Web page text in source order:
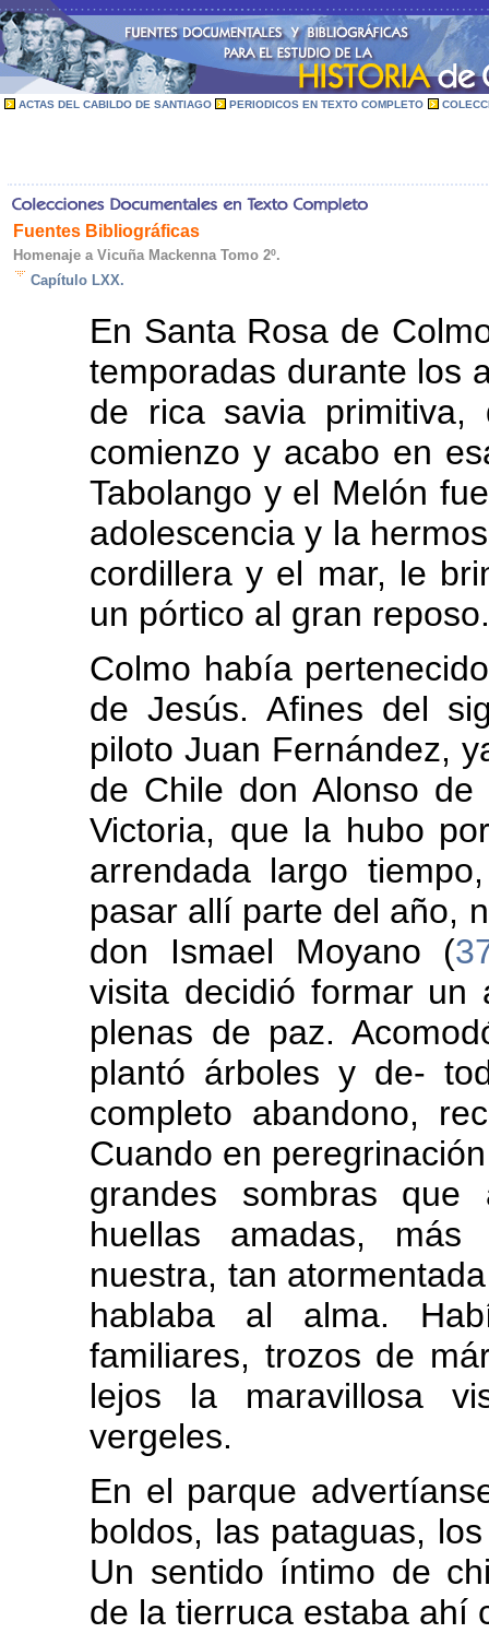
ACTAS DEL CABILDO DE SANTIAGO PERIODICOS EN TEXTO COMPLETO
Fuentes Bibliográficas
Homenaje a Vicuña Mackenna Tomo 2º.
Capítulo LXX.
En Santa Rosa de
temporadas durante los
de rica savia
comienzo y acabo en
Tabolango y el Melón
adolescencia y la
cordillera y el mar, le
un pórtico al gran reposo.
Colmo había
de Jesús. Afines del
piloto Juan Fernández,
de Chile don Alonso
Victoria, que la hubo
arrendada largo
pasar allí parte del año,
don Ismael Moyano (
visita decidió formar un
plenas de paz.
plantó árboles y de-
completo abandono,
Cuando en
grandes sombras
huellas amadas,
nuestra, tan
hablaba al alma.
familiares, trozos de
lejos la maravillosa
vergeles.
En el parque
boldos, las pataguas,
Un sentido íntimo de
de la tierruca estaba ahí